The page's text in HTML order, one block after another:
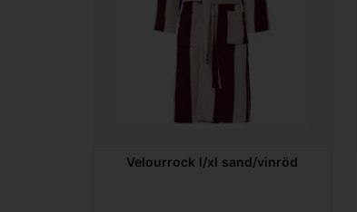
Velourrock l/xl sand/vinröd